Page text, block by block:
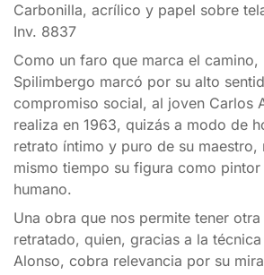
Carbonilla, acrílico y papel sobre
Inv. 8837
Como un faro que marca el
Spilimbergo marcó por su alto
compromiso social, al joven Carlos
realiza en 1963, quizás a modo de
retrato íntimo y puro de su maestro,
mismo tiempo su figura como
humano.
Una obra que nos permite tener
retratado, quien, gracias a la
Alonso, cobra relevancia por su